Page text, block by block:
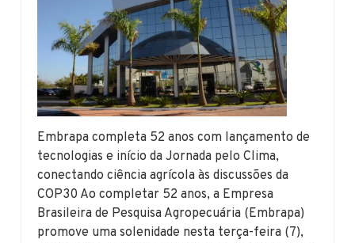
Embrapa completa 52 anos com lançamento de
tecnologias e início da Jornada pelo Clima,
conectando ciência agrícola às discussões da
COP30 Ao completar 52 anos, a Empresa
Brasileira de Pesquisa Agropecuária (Embrapa)
promove uma solenidade nesta terça-feira (7),